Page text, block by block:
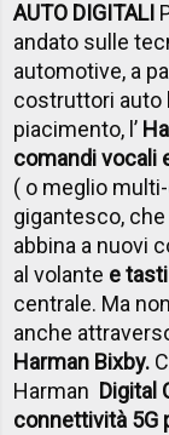
AUTO DIGITALI
andato sulle
automotive, a
costruttori auto
piacimento, l’
comandi vocali
( o meglio
gigantesco,
abbina a nuovi
al volante​ e
centrale. Ma
anche
Harman Bixby.
Harman Digital
connettività 5G